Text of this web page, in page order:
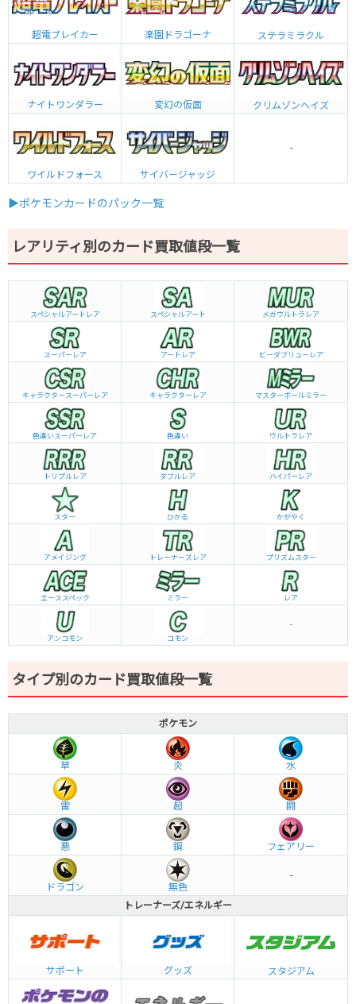
超電ブレイカー 楽園ドラゴーナ ステラミラクル
ナイトワンダラー 変幻の仮面 クリムゾンヘイズ
ワイルドフォース サイバージャッジ
-
▶ポケモンカードのパック一覧
レアリティ別のカード買取値段一覧
スペシャルアートレア スペシャルアート メガウルトラレア
スーパーレア アートレア ビーダブリュー レア
キャラクタースーパーレア キャラクターレア マスターボールミラー
色違いスーパーレア 色違い ウルトラレア
トリプルレア ダブルレア ハイパーレア
スター ひかる かがやく
アメイジング トレーナーズレア プリズムスター
エーススペック ミラー レア
アンコモン コモン
-
タイプ別のカード買取値段一覧
ポケモン
草 炎 水
雷 超 闘
悪 鋼 フェアリー
ドラゴン 無色
-
トレーナーズ/エネルギー
サポート グッズ スタジアム